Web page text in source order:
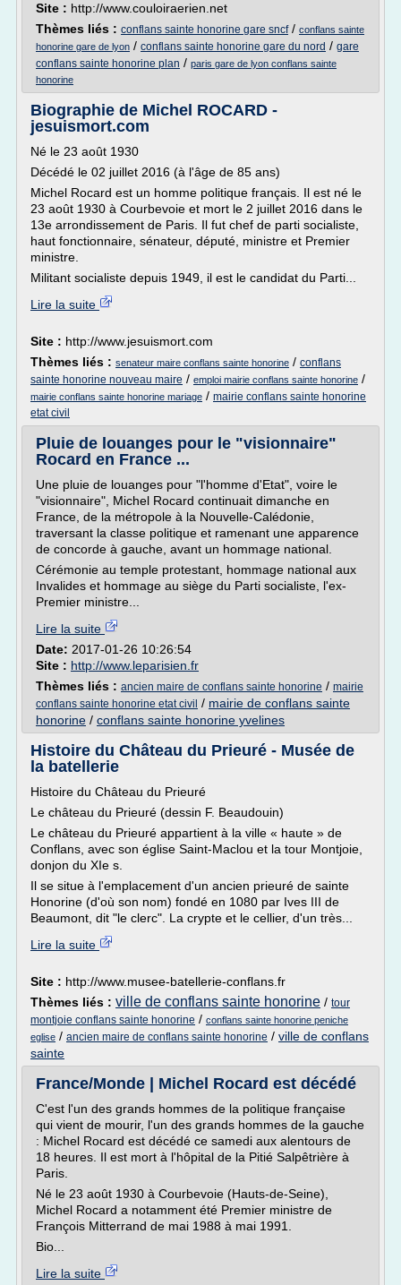
Site : http://www.couloiraerien.net
Thèmes liés : conflans sainte honorine gare sncf/ conflans sainte
honorine gare de lyon / conflans sainte honorine gare du nord / gare
conflans sainte honorine plan / paris gare de lyon conflans sainte
honorine
Biographie de Michel ROCARD -
jesuismort.com
Né le 23 août 1930
Décédé le 02 juillet 2016 (à l'âge de 85 ans)
Michel Rocard est un homme politique français. Il est né le
23 août 1930 à Courbevoie et mort le 2 juillet 2016 dans le
13e arrondissement de Paris. Il fut chef de parti socialiste,
haut fonctionnaire, sénateur, député, ministre et Premier
ministre.
Militant socialiste depuis 1949, il est le candidat du Parti...
Lire la suite
Site : http://www.jesuismort.com
Thèmes liés : senateur maire conflans sainte honorine / conflans
sainte honorine nouveau maire / emploi mairie conflans sainte honorine /
mairie conflans sainte honorine mariage / mairie conflans sainte honorine
etat civil
Pluie de louanges pour le "visionnaire"
Rocard en France ...
Une pluie de louanges pour "l'homme d'Etat", voire le
"visionnaire", Michel Rocard continuait dimanche en
France, de la métropole à la Nouvelle-Calédonie,
traversant la classe politique et ramenant une apparence
de concorde à gauche, avant un hommage national.
Cérémonie au temple protestant, hommage national aux
Invalides et hommage au siège du Parti socialiste, l'ex-
Premier ministre...
Lire la suite
Date: 2017-01-26 10:26:54
Site : http://www.leparisien.fr
Thèmes liés : ancien maire de conflans sainte honorine / mairie
conflans sainte honorine etat civil / mairie de conflans sainte
honorine / conflans sainte honorine yvelines
Histoire du Château du Prieuré - Musée de
la batellerie
Histoire du Château du Prieuré
Le château du Prieuré (dessin F. Beaudouin)
Le château du Prieuré appartient à la ville « haute » de
Conflans, avec son église Saint-Maclou et la tour Montjoie,
donjon du XIe s.
Il se situe à l'emplacement d'un ancien prieuré de sainte
Honorine (d'où son nom) fondé en 1080 par Ives III de
Beaumont, dit "le clerc". La crypte et le cellier, d'un très...
Lire la suite
Site : http://www.musee-batellerie-conflans.fr
Thèmes liés : ville de conflans sainte honorine / tour
montjoie conflans sainte honorine / conflans sainte honorine peniche
eglise / ancien maire de conflans sainte honorine / ville de conflans
sainte
France/Monde | Michel Rocard est décédé
C'est l'un des grands hommes de la politique française
qui vient de mourir, l'un des grands hommes de la gauche
: Michel Rocard est décédé ce samedi aux alentours de
18 heures. Il est mort à l'hôpital de la Pitié Salpêtrière à
Paris.
Né le 23 août 1930 à Courbevoie (Hauts-de-Seine),
Michel Rocard a notamment été Premier ministre de
François Mitterrand de mai 1988 à mai 1991.
Bio...
Lire la suite